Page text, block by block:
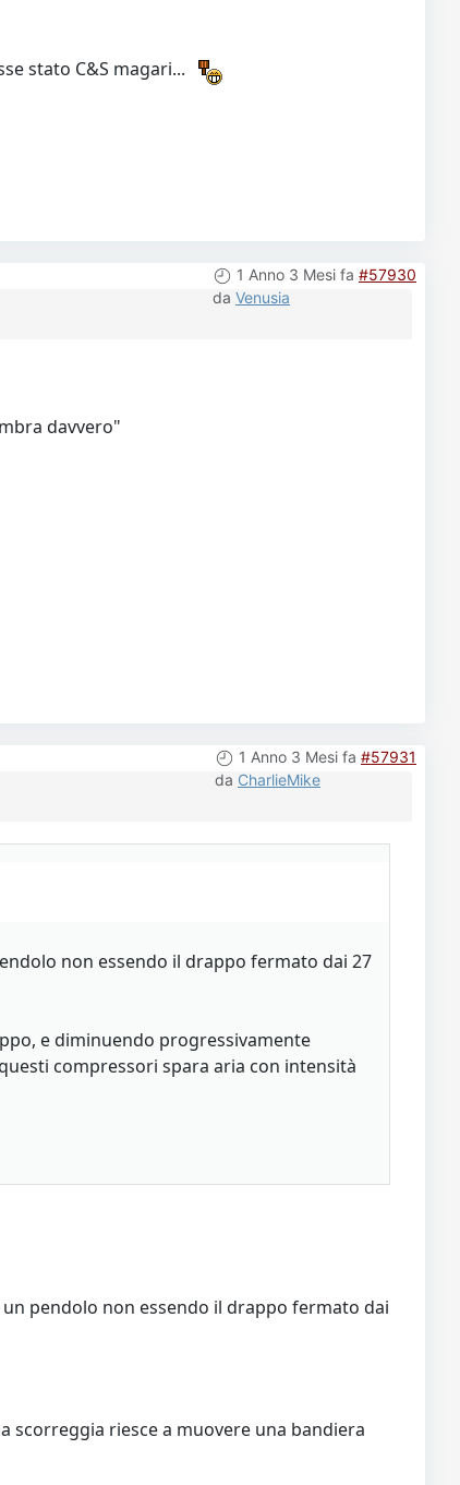
stato C&S magari...
1 Anno 3 Mesi fa #57930
da Venusia
davvero"
1 Anno 3 Mesi fa #57931
da CharlieMike
non essendo il drappo fermato dai 27
e diminuendo progressivamente
compressori spara aria con intensità
pendolo non essendo il drappo fermato dai
scorreggia riesce a muovere una bandiera